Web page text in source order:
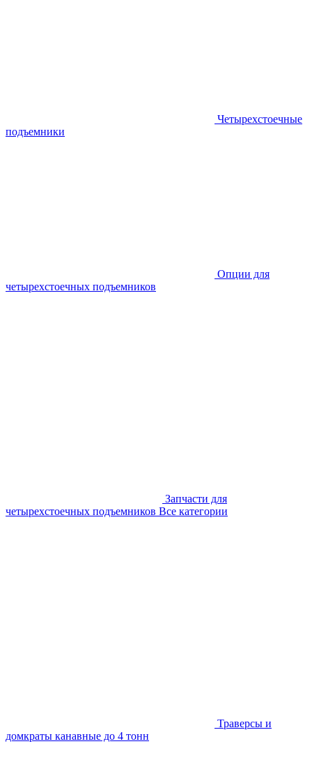
Четырехстоечные
подъемники
Опции для
четырехстоечных подъемников
Запчасти для
четырехстоечных подъемников Все категории
Траверсы и
домкраты канавные до 4 тонн